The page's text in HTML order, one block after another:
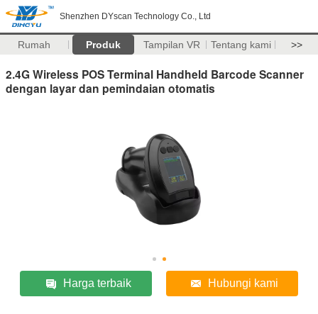
Shenzhen DYscan Technology Co., Ltd
Rumah Produk Tampilan VR Tentang kami >>
2.4G Wireless POS Terminal Handheld Barcode Scanner
dengan layar dan pemindaian otomatis
Harga terbaik Hubungi kami